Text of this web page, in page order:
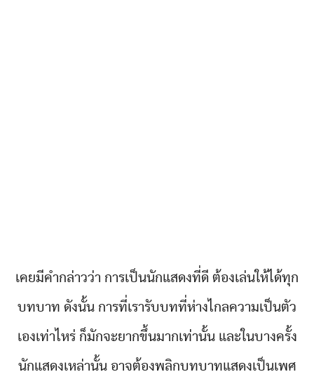
เคยมีคำกล่าวว่า การเป็นนักแสดงที่ดี ต้องเล่นให้ได้ทุก
บทบาท ดังนั้น การที่เรารับบทที่ห่างไกลความเป็นตัว
เองเท่าไหร่ ก็มักจะยากขึ้นมากเท่านั้น และในบางครั้ง
นักแสดงเหล่านั้น อาจต้องพลิกบทบาทแสดงเป็นเพศ